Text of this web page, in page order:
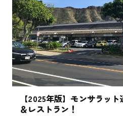
【2025年版】モンサラッ
＆レストラン！